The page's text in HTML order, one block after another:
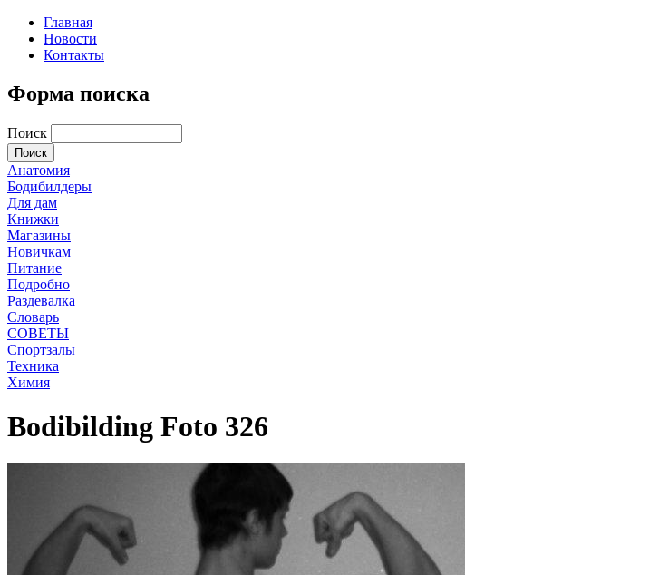
Главная
Новости
Контакты
Форма поиска
Поиск
Анатомия
Бодибилдеры
Для дам
Книжки
Магазины
Новичкам
Питание
Подробно
Раздевалка
Словарь
СОВЕТЫ
Спортзалы
Техника
Химия
Bodibilding Foto 326